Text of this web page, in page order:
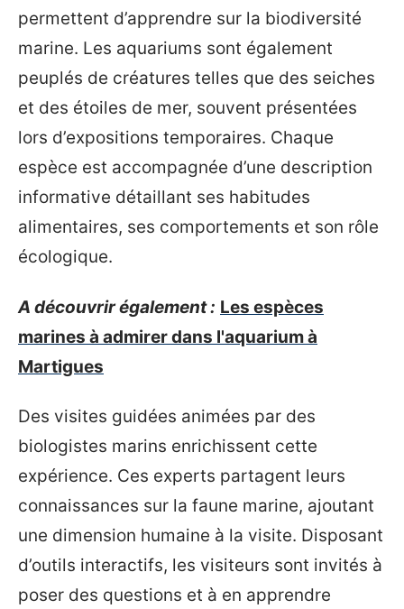
permettent d’apprendre sur la biodiversité
marine. Les aquariums sont également
peuplés de créatures telles que des seiches
et des étoiles de mer, souvent présentées
lors d’expositions temporaires. Chaque
espèce est accompagnée d’une description
informative détaillant ses habitudes
alimentaires, ses comportements et son rôle
écologique.
A découvrir également : Les espèces
marines à admirer dans l'aquarium à
Martigues
Des visites guidées animées par des
biologistes marins enrichissent cette
expérience. Ces experts partagent leurs
connaissances sur la faune marine, ajoutant
une dimension humaine à la visite. Disposant
d’outils interactifs, les visiteurs sont invités à
poser des questions et à en apprendre